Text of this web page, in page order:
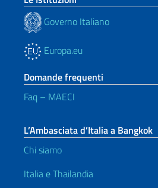
Governo Italiano
Europa.eu
Domande frequenti
Faq – MAECI
L’Ambasciata d’Italia a Bangkok
Chi siamo
Italia e Thailandia